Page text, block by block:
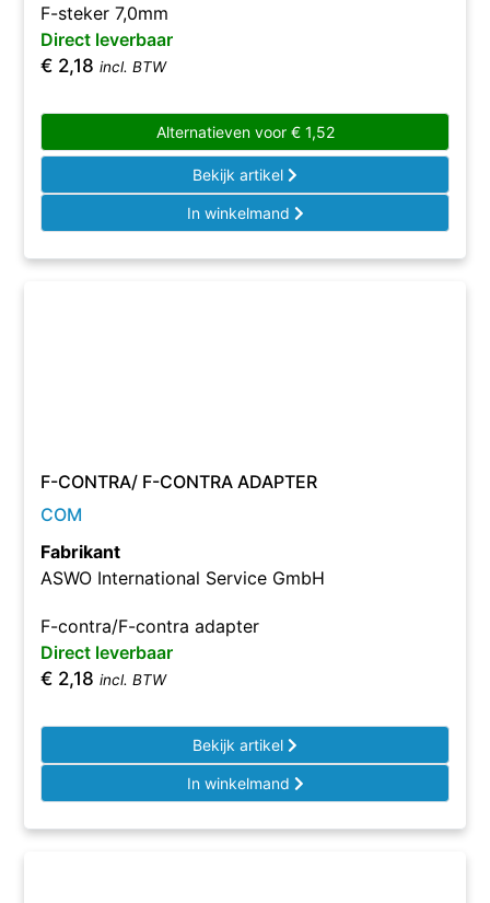
F-steker 7,0mm
Direct leverbaar
€ 2,18 incl. BTW
Alternatieven voor €1,52
Bekijk artikel
In winkelmand
F-CONTRA/ F-CONTRA ADAPTER
COM
Fabrikant
ASWO International Service GmbH
F-contra/F-contra adapter
Direct leverbaar
€ 2,18 incl. BTW
Bekijk artikel
In winkelmand